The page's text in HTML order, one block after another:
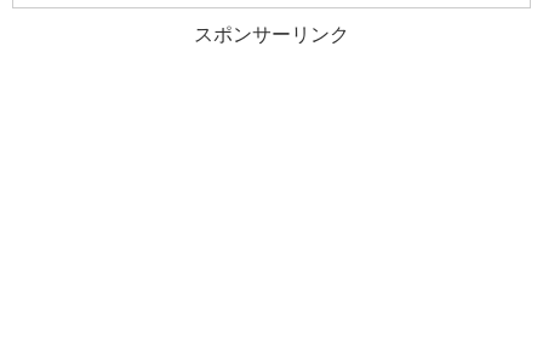
スポンサーリンク